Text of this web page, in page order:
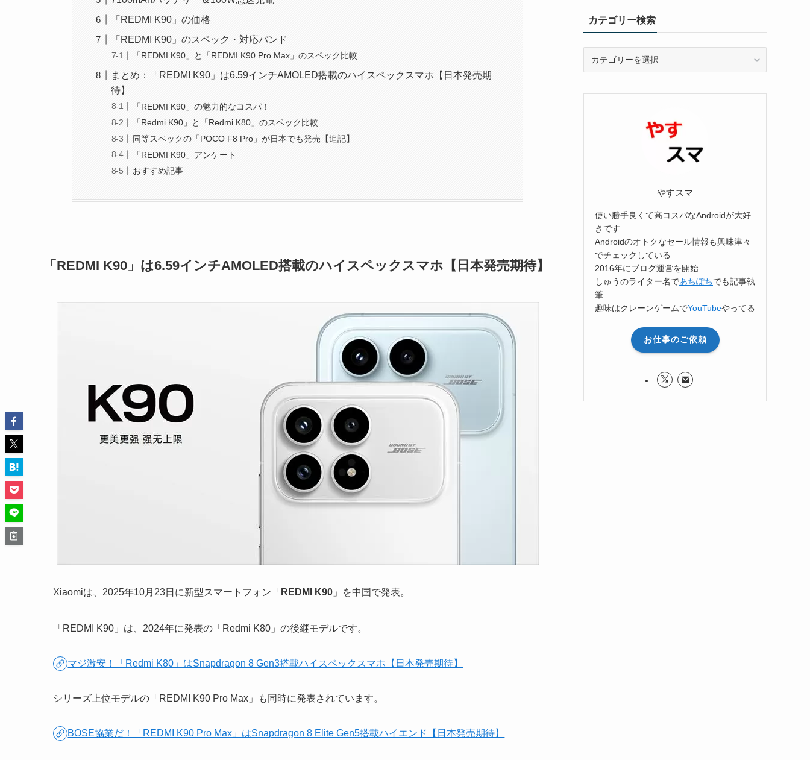
「REDMI K90」の価格
「REDMI K90」のスペック・対応バンド
「REDMI K90」と「REDMI K90 Pro Max」のスペック比較
まとめ：「REDMI K90」は6.59インチAMOLED搭載のハイスペックスマホ【日本発売期
待】
「REDMI K90」の魅力的なコスパ！
「Redmi K90」と「Redmi K80」のスペック比較
同等スペックの「POCO F8 Pro」が日本でも発売【追記】
「REDMI K90」アンケート
おすすめ記事
「REDMI K90」は6.59インチAMOLED搭載のハイスペックスマホ【日本発売期待】
Xiaomiは、2025年10月23日に新型スマートフォン「 REDMI K90 」を中国で発表。
「REDMI K90」は、2024年に発表の「Redmi K80」の後継モデルです。
マジ激安！「Redmi K80」はSnapdragon 8 Gen3搭載ハイスペックスマホ【日本発売期待】
シリーズ上位モデルの「REDMI K90 Pro Max」も同時に発表されています。
BOSE協業だ！「REDMI K90 Pro Max」はSnapdragon 8 Elite Gen5搭載ハイエンド【日本発売期待】
カテゴリー検索
リ
やすスマ
使い勝手良くて高コスパなAndroidが大好
きです
Androidのオトクなセール情報も興味津々
でチェックしている
2016年にブログ運営を開始
しゅうのライター名であちぽちでも記事執
筆
趣味はクレーンゲームでYouTubeやってる
お仕事のご依頼